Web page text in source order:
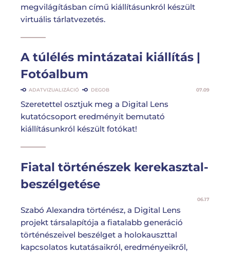
megvilágításban című kiállításunkról készült
virtuális tárlatvezetés.
A túlélés mintázatai kiállítás |
Fotóalbum
ADATVIZUALIZÁCIÓ DEGOB 07.09
Szeretettel osztjuk meg a Digital Lens
kutatócsoport eredményit bemutató
kiállításunkról készült fotókat!
Fiatal történészek kerekasztal-
beszélgetése
06.17
Szabó Alexandra történész, a Digital Lens
projekt társalapítója a fiatalabb generáció
történészeivel beszélget a holokauszttal
kapcsolatos kutatásaikról, eredményeikről,